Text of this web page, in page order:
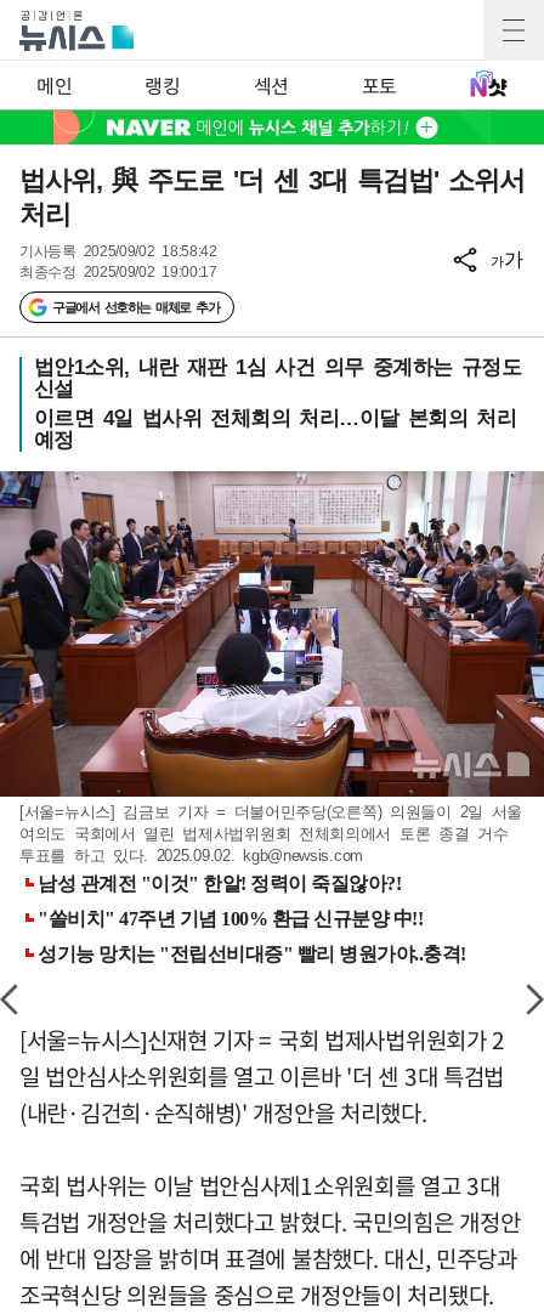
메인 랭킹 섹션 포토
법사위, 與 주도로 '더 센 3대 특검법' 소위서
처리
기사등록 2025/09/02 18:58:42
최종수정 2025/09/02 19:00:17
구글에서 선호하는 매체로 추가
가가
법안1소위, 내란 재판 1심 사건 의무 중계하는 규정도
신설
이르면 4일 법사위 전체회의 처리…이달 본회의 처리
예정
[서울=뉴시스] 김금보 기자 = 더불어민주당(오른쪽) 의원들이 2일 서울
여의도 국회에서 열린 법제사법위원회 전체회의에서 토론 종결 거수
투표를 하고 있다. 2025.09.02. kgb@newsis.com
[서울=뉴시스]신재현 기자 = 국회 법제사법위원회가 2
일 법안심사소위원회를 열고 이른바 '더 센 3대 특검법
(내란·김건희·순직해병)' 개정안을 처리했다.
국회 법사위는 이날 법안심사제1소위원회를 열고 3대
특검법 개정안을 처리했다고 밝혔다. 국민의힘은 개정안
에 반대 입장을 밝히며 표결에 불참했다. 대신, 민주당과
조국혁신당 의원들을 중심으로 개정안들이 처리됐다.